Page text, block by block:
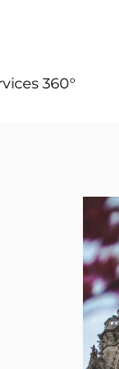
360°